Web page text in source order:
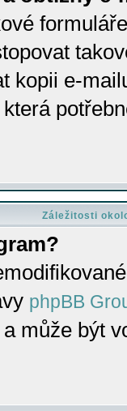
kopii e-
Záležitosti
phpBB
může být